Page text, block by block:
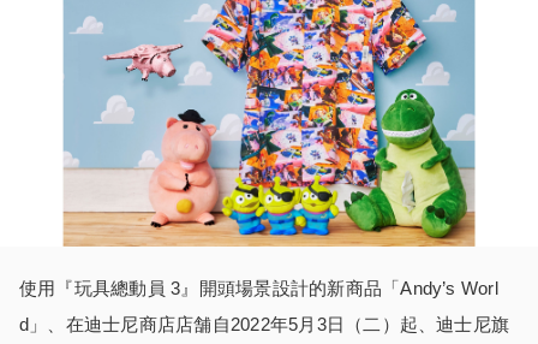
使用『玩具總動員 3』開頭場景設計的新商品「Andy’s Worl
d」、在迪士尼商店店舗自2022年5月3日（二）起、迪士尼旗